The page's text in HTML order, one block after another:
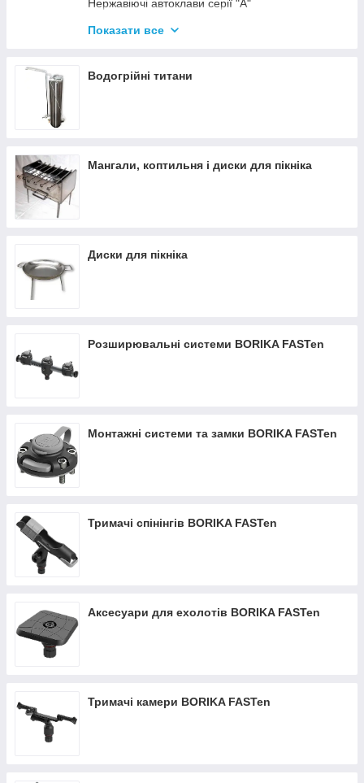
Нержавіючі автоклави серії "А"
Промислові автоклави
Комплектуючі для автоклавів
Показати все
Водогрійні титани
Мангали, коптильня і диски для пікніка
Диски для пікніка
Розширювальні системи BORIKA FASTen
Монтажні системи та замки BORIKA FASTen
Тримачі спінінгів BORIKA FASTen
Аксесуари для ехолотів BORIKA FASTen
Тримачі камери BORIKA FASTen